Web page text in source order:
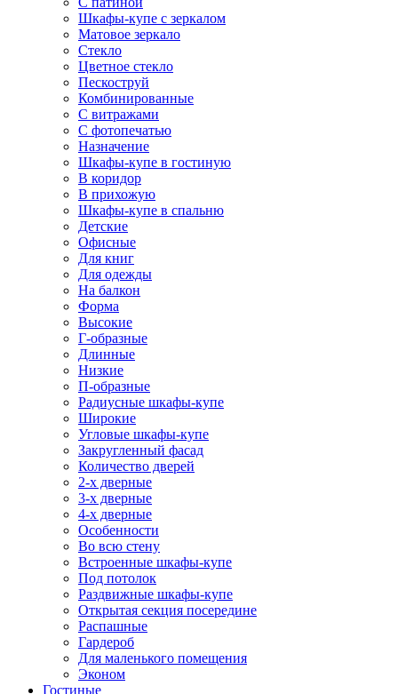
Шкафы-купе с зеркалом
Матовое зеркало
Стекло
Цветное стекло
Пескоструй
Комбинированные
С витражами
С фотопечатью
Назначение
Шкафы-купе в гостиную
В коридор
В прихожую
Шкафы-купе в спальню
Детские
Офисные
Для книг
Для одежды
На балкон
Форма
Высокие
Г-образные
Длинные
Низкие
П-образные
Радиусные шкафы-купе
Широкие
Угловые шкафы-купе
Закругленный фасад
Количество дверей
2-х дверные
3-х дверные
4-х дверные
Особенности
Во всю стену
Встроенные шкафы-купе
Под потолок
Раздвижные шкафы-купе
Открытая секция посередине
Распашные
Гардероб
Для маленького помещения
Эконом
Гостиные